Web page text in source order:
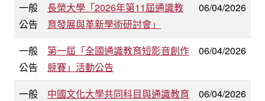
一般
公告
長榮大學「2026年第11屆通識教
育發展與革新學術研討會」
06/04/2026
一般
公告
第一屆「全國通識教育短影音創作
競賽」活動公告
06/04/2026
一般
中國文化大學共同科目與通識教育
06/04/2026